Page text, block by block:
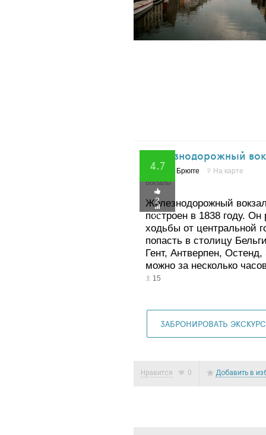
4.7
2
85
Железнодорожный
Бельгия Брюгге На карте
Вокзалы
Железнодорожный
построен в 1838 году. Он
ходьбы от центральной
попасть в столицу
Гент, Антверпен,
можно за несколько
15
ЗАБРОНИРОВАТЬ
Нравится 0 Добавить в